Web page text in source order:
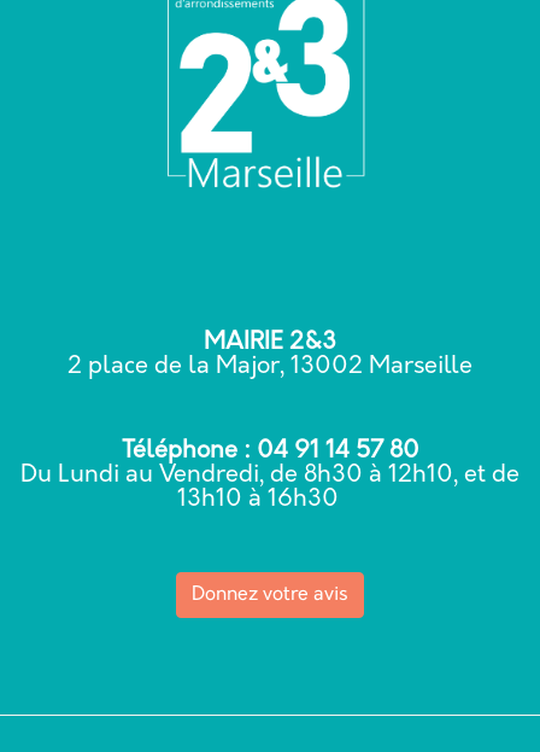
MAIRIE 2&3
2 place de la Major, 13002 Marseille
Téléphone : 04 91 14 57 80
Du Lundi au Vendredi, de 8h30 à 12h10, et de
13h10 à 16h30
Donnez votre avis